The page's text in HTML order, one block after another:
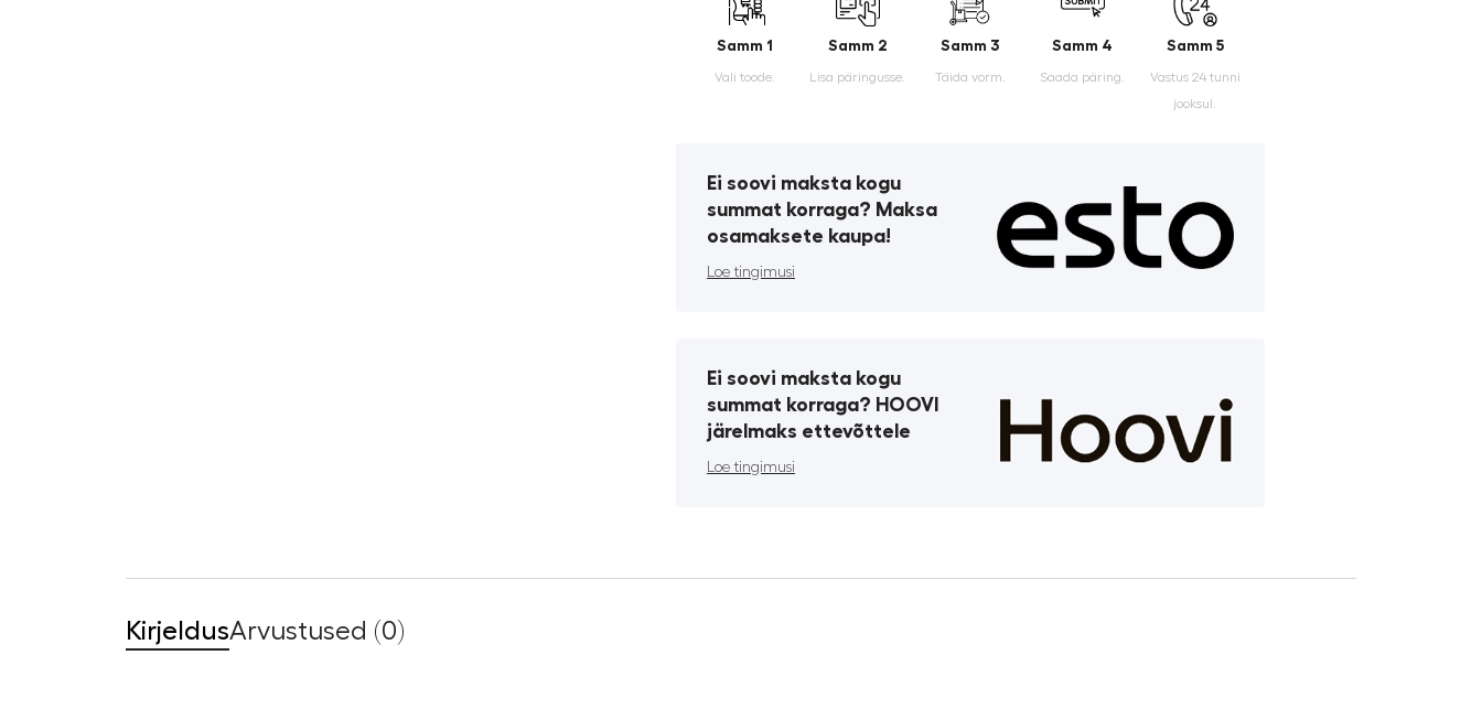
Samm 1
Vali toode.
Samm 2
Lisa päringusse.
Samm 3
Täida vorm.
Samm 4
Saada päring.
Samm 5
Vastus 24 tunni
jooksul.
Ei soovi maksta kogu
summat korraga? Maksa
osamaksete kaupa!
Loe tingimusi
Ei soovi maksta kogu
summat korraga? HOOVI
järelmaks ettevõttele
Loe tingimusi
KirjeldusArvustused (0)